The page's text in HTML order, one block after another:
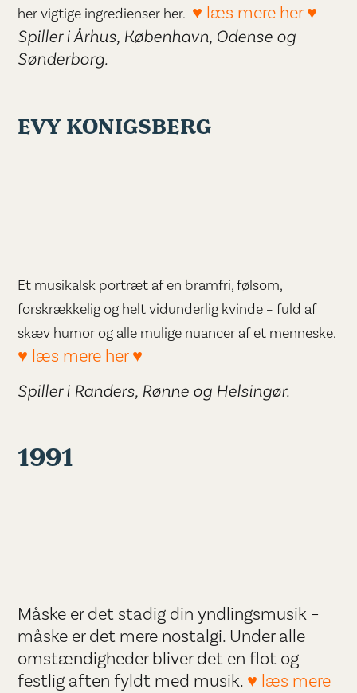
her vigtige ingredienser her. ♥ læs mere her ♥
Spiller i Århus, København, Odense og
Sønderborg.
EVY KONIGSBERG
Et musikalsk portræt af en bramfri, følsom,
forskrækkelig og helt vidunderlig kvinde – fuld af
skæv humor og alle mulige nuancer af et menneske.
♥ læs mere her ♥
Spiller i Randers, Rønne og Helsingør.
1991
Måske er det stadig din yndlingsmusik –
måske er det mere nostalgi. Under alle
omstændigheder bliver det en flot og
festlig aften fyldt med musik. ♥ læs mere